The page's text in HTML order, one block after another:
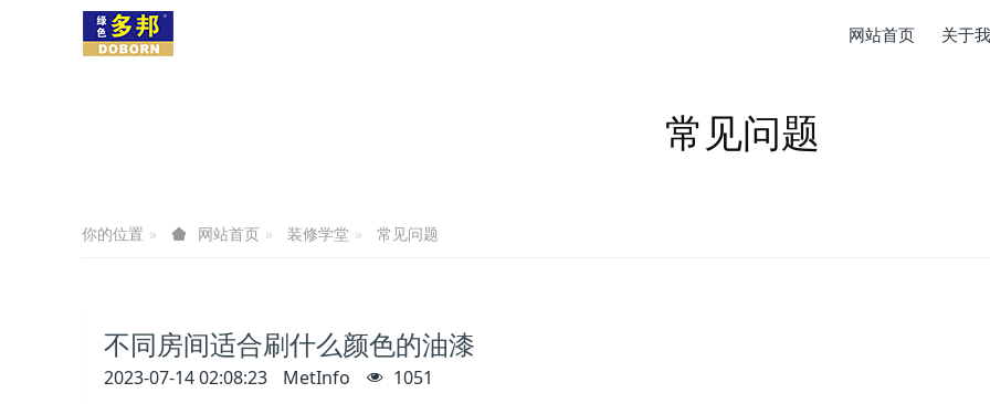
网站首页 关于
常见问题
你的位置 网站首页 装修学堂 常见问题
不同房间适合刷什么颜色的油漆
2023-07-14 02:08:23 MetInfo 1051